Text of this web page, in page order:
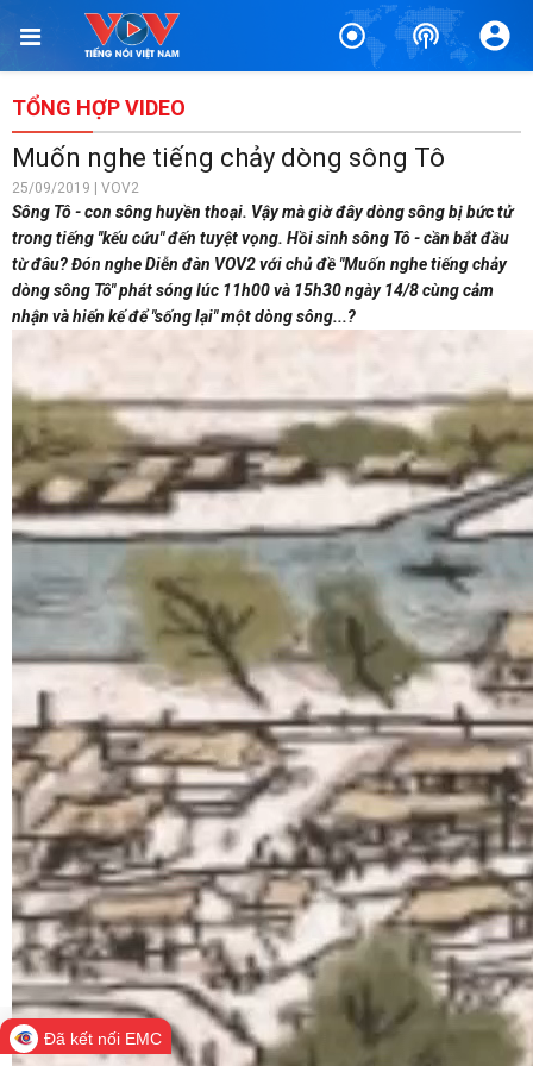
TỔNG HỢP VIDEO
Muốn nghe tiếng chảy dòng sông Tô
25/09/2019 | VOV2
Sông Tô - con sông huyền thoại. Vậy mà giờ đây dòng sông bị bức tử
trong tiếng ''kếu cứu" đến tuyệt vọng. Hồi sinh sông Tô - cần bắt đầu
từ đâu? Đón nghe Diễn đàn VOV2 với chủ đề "Muốn nghe tiếng chảy
dòng sông Tô" phát sóng lúc 11h00 và 15h30 ngày 14/8 cùng cảm
nhận và hiến kế để "sống lại" một dòng sông...?
Đã kết nối EMC